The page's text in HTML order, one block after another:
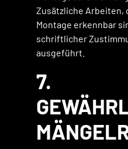
Zusätzliche Arbeiten,
Montage erkennbar
schriftlicher
ausgeführt.
7.